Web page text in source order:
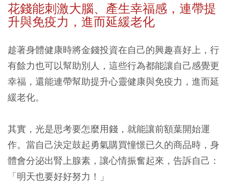
花錢能刺激大腦、產生幸福感，連帶提
升與免疫力，進而延緩老化
趁著身體健康時將金錢投資在自己的興趣喜好上，行
有餘力也可以幫助別人，這些行為都能讓自己感覺更
幸福，還能連帶幫助提升心靈健康與免疫力，進而延
緩老化。
其實，光是思考要怎麼用錢，就能讓前額葉開始運
作。當自己決定鼓起勇氣購買憧憬已久的商品時，身
體會分泌出腎上腺素，讓心情振奮起來，告訴自己：
「明天也要好好努力！」